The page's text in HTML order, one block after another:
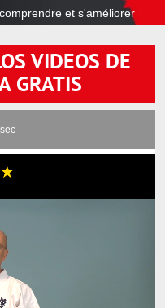
et s'améliorer
VIDEOS DE
GRATIS